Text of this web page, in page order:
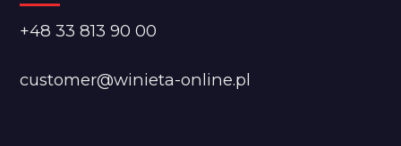
+48 33 813 90 00
customer@winieta-online.pl